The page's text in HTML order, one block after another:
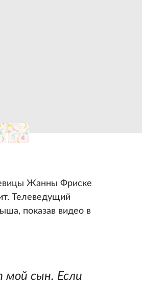
Жанны Фриске
Телеведущий
показав видео в
сын. Если